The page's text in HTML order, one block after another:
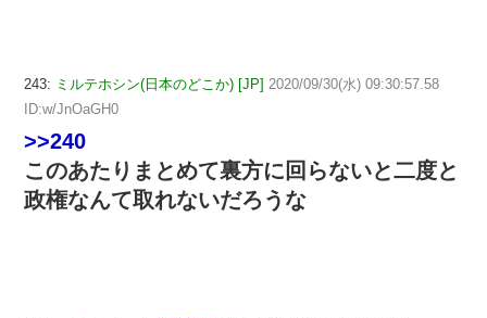
243: ミルテホシン(日本のどこか) [JP] 2020/09/30(水) 09:30:57.58
ID:w/JnOaGH0
>>240
このあたりまとめて裏方に回らないと二度と
政権なんて取れないだろうな